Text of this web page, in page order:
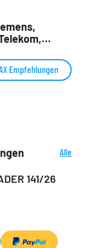
Empfehlungen
Alle
141/26